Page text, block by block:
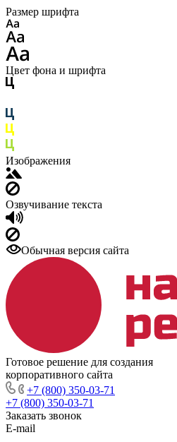
Размер шрифта
Цвет фона и шрифта
Изображения
Озвучивание текста
Обычная версия сайта
Готовое решение для создания
корпоративного сайта
+7 (800) 350-03-71
+7 (800) 350-03-71
Заказать звонок
E-mail